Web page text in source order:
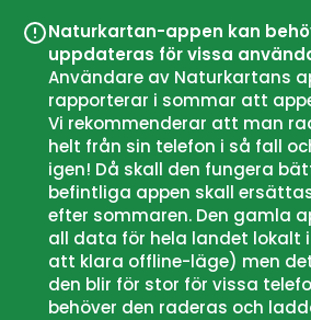
Naturkartan-appen kan
uppdateras för vissa
Användare av Naturkartans
rapporterar i sommar att
Vi rekommenderar att man
helt från sin telefon i så fall
igen! Då skall den fungera
befintliga appen skall
efter sommaren. Den gamla
all data för hela landet lokalt
att klara offline-läge) men
den blir för stor för vissa
behöver den raderas och